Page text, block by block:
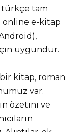
türkçe tam
online e-kitap
uygundur.
kitap, roman
var.
özetini ve